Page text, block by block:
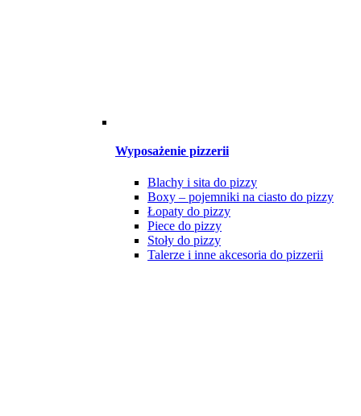
Wyposażenie pizzerii
Blachy i sita do pizzy
Boxy – pojemniki na ciasto do pizzy
Łopaty do pizzy
Piece do pizzy
Stoły do pizzy
Talerze i inne akcesoria do pizzerii